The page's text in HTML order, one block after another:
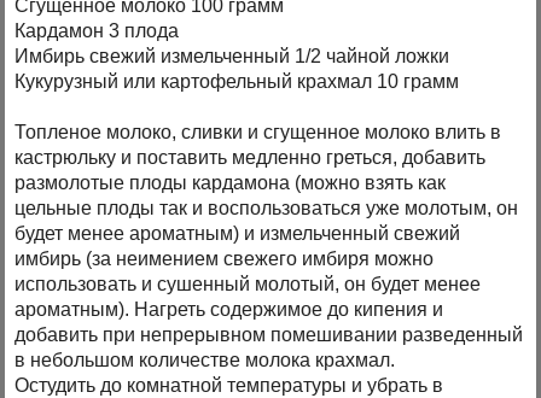
Сгущенное молоко 100 грамм
Кардамон 3 плода
Имбирь свежий измельченный 1/2 чайной ложки
Кукурузный или картофельный крахмал 10 грамм
Топленое молоко, сливки и сгущенное молоко влить в
кастрюльку и поставить медленно греться, добавить
размолотые плоды кардамона (можно взять как
цельные плоды так и воспользоваться уже молотым, он
будет менее ароматным) и измельченный свежий
имбирь (за неимением свежего имбиря можно
использовать и сушенный молотый, он будет менее
ароматным). Нагреть содержимое до кипения и
добавить при непрерывном помешивании разведенный
в небольшом количестве молока крахмал.
Остудить до комнатной температуры и убрать в